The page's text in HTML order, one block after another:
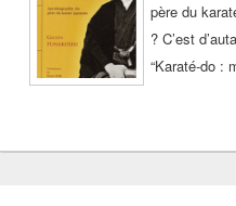
père du
? C’est
“Karaté-do :